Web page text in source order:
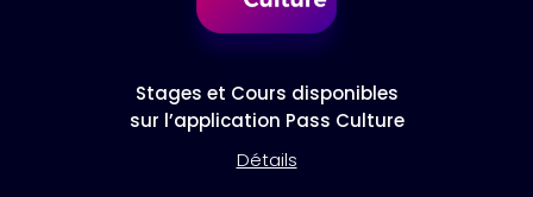
Stages et Cours disponibles
sur l’application Pass Culture
Détails